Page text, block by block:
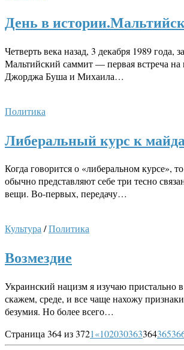
День в
Четверть века назад, 3 декабря 1989 года,
Мальтийский саммит — первая встреча
Джорджа Буша и Михаила…
Политика
Либеральный курс к
Когда говорится о «либеральном курсе»,
обычно представляют себе три тесно
вещи. Во-первых, передачу…
Культура/Политика
Возмездие
Украинский нацизм я изучаю пристально в
скажем, среде, и все чаще нахожу
безумия. Но более всего…
Страница 364 из 3721«102030363364365